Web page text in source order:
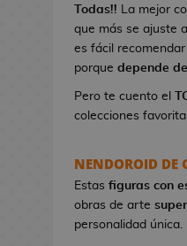
d
e
C
i
s
L
i
r
e
a
s
d
e
Todas!! La mejor
que más se ajuste
es fácil
porque depende
Pero te cuento el
colecciones
NENDOROID DE
Estas figuras con
obras de arte
personalidad única.